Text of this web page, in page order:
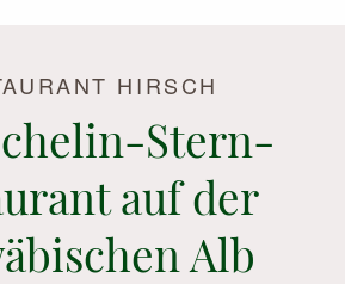
HIRSCH
Stern-
auf der
Alb